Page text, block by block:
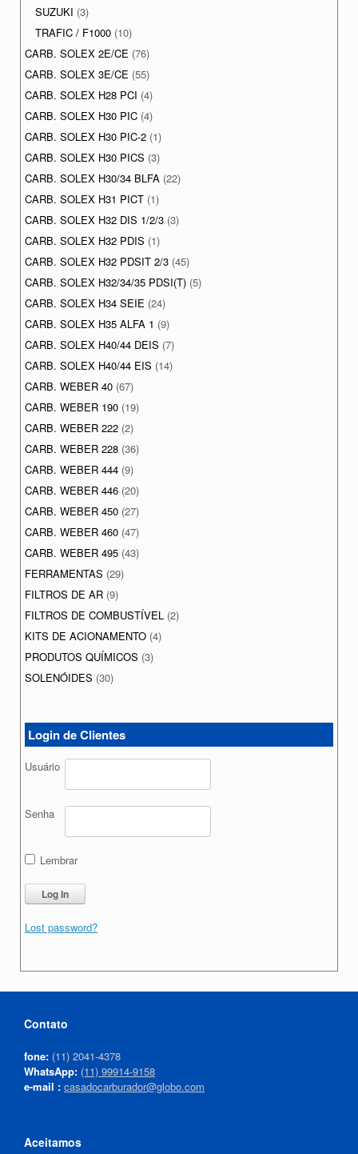
SUZUKI (3)
TRAFIC / F1000 (10)
CARB. SOLEX 2E/CE (76)
CARB. SOLEX 3E/CE (55)
CARB. SOLEX H28 PCI (4)
CARB. SOLEX H30 PIC (4)
CARB. SOLEX H30 PIC-2 (1)
CARB. SOLEX H30 PICS (3)
CARB. SOLEX H30/34 BLFA (22)
CARB. SOLEX H31 PICT (1)
CARB. SOLEX H32 DIS 1/2/3 (3)
CARB. SOLEX H32 PDIS (1)
CARB. SOLEX H32 PDSIT 2/3 (45)
CARB. SOLEX H32/34/35 PDSI(T) (5)
CARB. SOLEX H34 SEIE (24)
CARB. SOLEX H35 ALFA 1 (9)
CARB. SOLEX H40/44 DEIS (7)
CARB. SOLEX H40/44 EIS (14)
CARB. WEBER 40 (67)
CARB. WEBER 190 (19)
CARB. WEBER 222 (2)
CARB. WEBER 228 (36)
CARB. WEBER 444 (9)
CARB. WEBER 446 (20)
CARB. WEBER 450 (27)
CARB. WEBER 460 (47)
CARB. WEBER 495 (43)
FERRAMENTAS (29)
FILTROS DE AR (9)
FILTROS DE COMBUSTÍVEL (2)
KITS DE ACIONAMENTO (4)
PRODUTOS QUÍMICOS (3)
SOLENÓIDES (30)
Login de Clientes
Usuário
Senha
Lembrar
Lost password?
Contato
fone: (11) 2041-4378
WhatsApp: (11) 99914-9158
e-mail : casadocarburador@globo.com
Aceitamos